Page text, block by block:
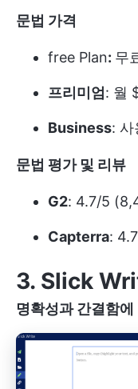
문법 가격
free Plan: 무
프리미엄 : 월
Business: 사
문법 평가 및 리뷰
G2: 4.7/5
Capterra:
3. Slick
명확성과 간결함에